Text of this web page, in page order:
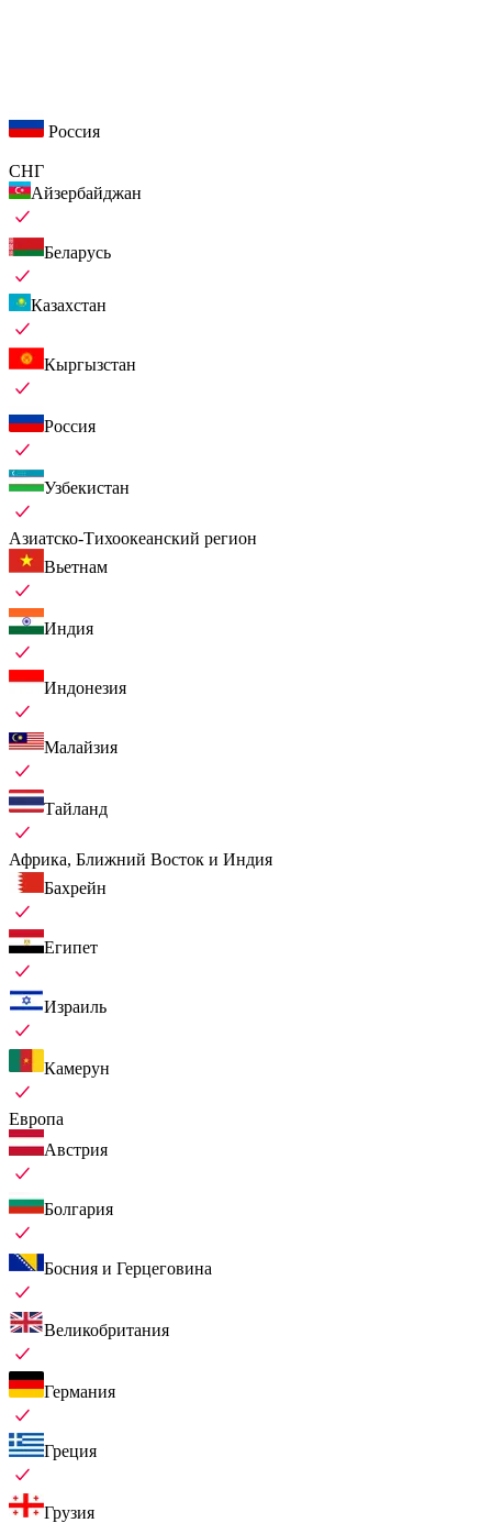
Россия
СНГ
Айзербайджан
Беларусь
Казахстан
Кыргызстан
Россия
Узбекистан
Азиатско-Тихоокеанский регион
Вьетнам
Индия
Индонезия
Малайзия
Тайланд
Африка, Ближний Восток и Индия
Бахрейн
Египет
Израиль
Камерун
Европа
Австрия
Болгария
Босния и Герцеговина
Великобритания
Германия
Греция
Грузия